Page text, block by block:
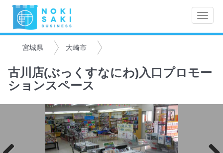
Toggle
宮城県 大崎市
古川店(ぶっくすなにわ)入口プロモー
ションスペース